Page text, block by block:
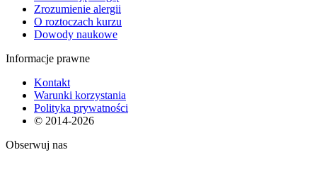
Zrozumienie alergii
O roztoczach kurzu
Dowody naukowe
Informacje prawne
Kontakt
Warunki korzystania
Polityka prywatności
© 2014-2026
Obserwuj nas